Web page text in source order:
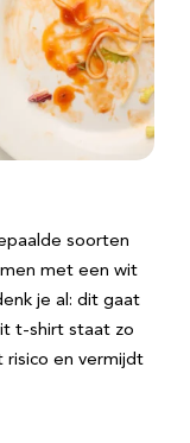
soorten
met een wit
je al: dit gaat
t-shirt staat zo
risico en vermijdt